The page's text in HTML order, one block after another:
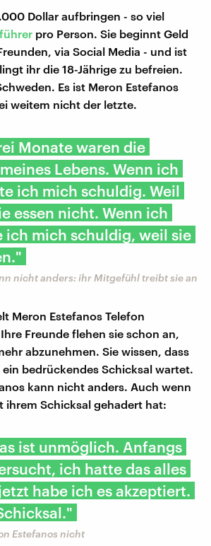
Dollar aufbringen - so viel
pro Person. Sie beginnt Geld
via Social Media - und ist
ihr die 18-Jährige zu befreien.
Es ist Meron Estefanos
weitem nicht der letzte.
Monate waren die
Lebens. Wenn ich
ich mich schuldig. Weil
essen nicht. Wenn ich
ich mich schuldig, weil sie
nicht anders: ihr Mitgefühl treibt sie an
Meron Estefanos Telefon
Freunde flehen sie schon an,
abzunehmen. Sie wissen, dass
ein bedrückendes Schicksal wartet.
kann nicht anders. Auch wenn
ihrem Schicksal gehadert hat:
ist unmöglich. Anfangs
ich hatte das alles
habe ich es akzeptiert.
Estefanos nicht